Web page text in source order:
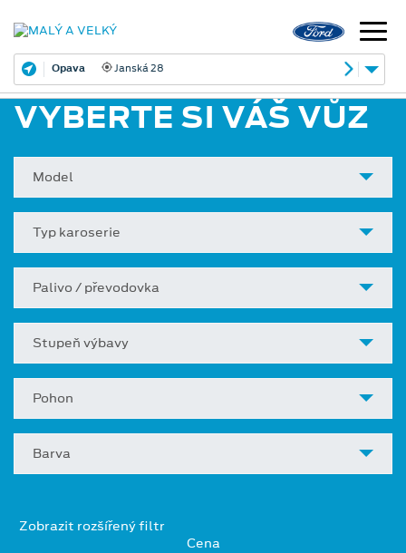
Opava Janská 28
VYBERTE SI VÁŠ VŮZ
Model
Typ karoserie
Palivo / převodovka
Stupeň výbavy
Pohon
Barva
Zobrazit rozšířený filtr
Cena